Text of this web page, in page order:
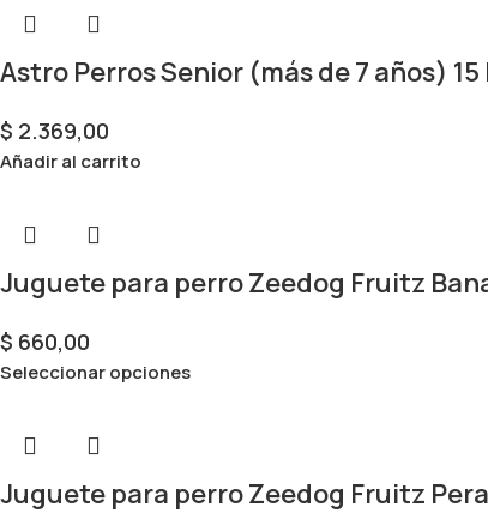
Astro Perros Senior (más de 7 años) 15
$ 2.369,00
Añadir al carrito
Juguete para perro Zeedog Fruitz
$ 660,00
Seleccionar opciones
Juguete para perro Zeedog Fruitz Pera